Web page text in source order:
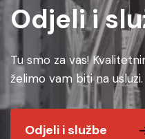
Odjeli i
Tu smo za vas!
želimo vam biti na usluzi.
Odjeli i službe